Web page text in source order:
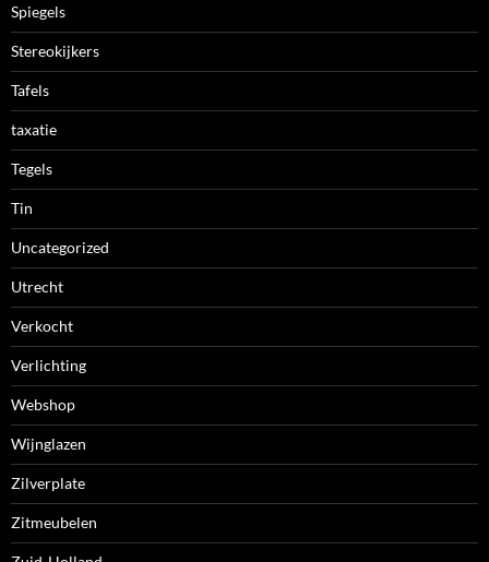
Spiegels
Stereokijkers
Tafels
taxatie
Tegels
Tin
Uncategorized
Utrecht
Verkocht
Verlichting
Webshop
Wijnglazen
Zilverplate
Zitmeubelen